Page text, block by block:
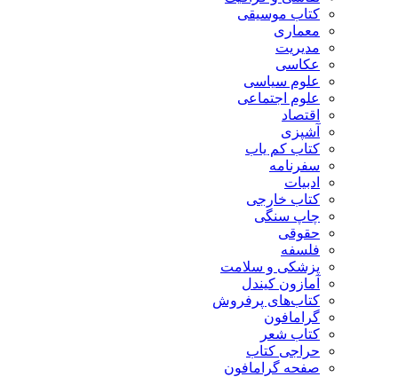
کتاب موسیقی
معماری
مدیریت
عکاسی
علوم سیاسی
علوم اجتماعی
اقتصاد
آشپزی
کتاب کم یاب
سفرنامه
ادبیات
کتاب خارجی
چاپ سنگی
حقوقی
فلسفه
پزشکی و سلامت
آمازون کیندل
کتاب‌های پرفروش
گرامافون
کتاب شعر
حراجی کتاب
صفحه گرامافون